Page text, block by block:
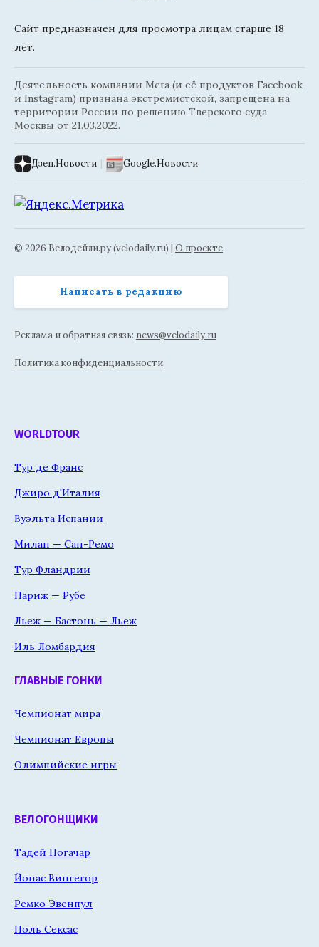
Сайт предназначен для просмотра лицам старше 18
лет.
Деятельность компании Meta (и её продуктов Facebook
и Instagram) признана экстремистской, запрещена на
территории России по решению Тверского суда
Москвы от 21.03.2022.
Дзен.Новости | Google.Новости
© 2026 Велодейли.ру (velodaily.ru) | О проекте
Написать в редакцию
Реклама и обратная связь: news@velodaily.ru
Политика конфиденциальности
WORLDTOUR
Тур де Франс
Джиро д'Италия
Вуэльта Испании
Милан — Сан-Ремо
Тур Фландрии
Париж — Рубе
Льеж — Бастонь — Льеж
Иль Ломбардия
ГЛАВНЫЕ ГОНКИ
Чемпионат мира
Чемпионат Европы
Олимпийские игры
ВЕЛОГОНЩИКИ
Тадей Погачар
Йонас Вингегор
Ремко Эвенпул
Поль Сексас